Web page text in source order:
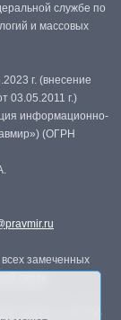
службе по
и массовых
г. (внесение
03.05.2011 г.)
информационно-
(ОГРН
замеченных
(книгах, прессе)